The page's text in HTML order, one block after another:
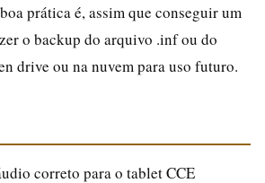
prática é, assim que conseguir um
o backup do arquivo .inf ou do
drive ou na nuvem para uso futuro.
correto para o tablet CCE